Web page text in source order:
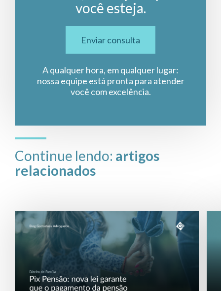
você esteja.
Enviar consulta
A qualquer hora, em qualquer lugar:
nossa equipe está pronta para atender
você com excelência.
Continue lendo: artigos
relacionados